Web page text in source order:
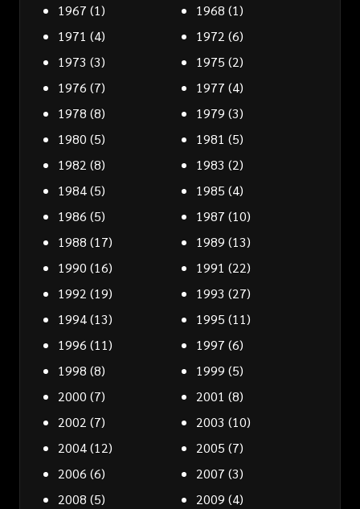
1967 (1) 1968 (1)
1971 (4) 1972 (6)
1973 (3) 1975 (2)
1976 (7) 1977 (4)
1978 (8) 1979 (3)
1980 (5) 1981 (5)
1982 (8) 1983 (2)
1984(5) 1985 (4)
1986 (5) 1987 (10)
1988 (17) 1989 (13)
1990 (16) 1991 (22)
1992 (19) 1993 (27)
1994(13) 1995 (11)
1996 (11) 1997 (6)
1998 (8) 1999 (5)
2000 (7) 2001 (8)
2002 (7) 2003 (10)
2004(12) 2005 (7)
2006 (6) 2007 (3)
2008 (5) 2009 (4)